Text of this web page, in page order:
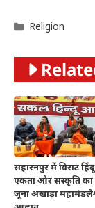
Categories
Religion
सहारनपुर में विराट
एकता और संस्कृति का
जूना अखाड़ा